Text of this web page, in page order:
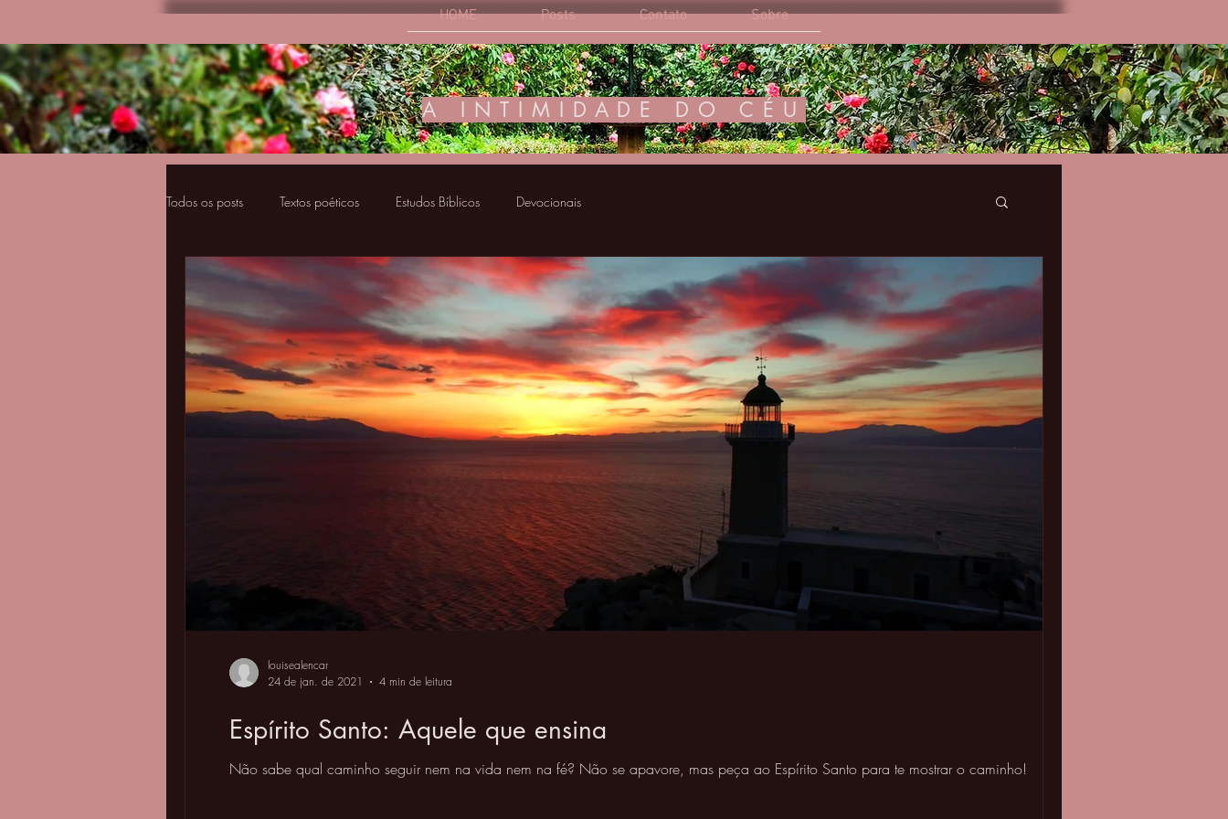
HOME Posts Contato Sobre
A INTIMIDADE DO CÉU
Todos os posts Textos poéticos Estudos Bíblicos Devocionais
Espírito Santo: Aquele que ensina
Não sabe qual caminho seguir nem na vida nem na fé? Não se apavore, mas peça ao Espírito Santo para te mostrar o caminho!
louisealencar
24 de jan. de 2021
4 min de leitura